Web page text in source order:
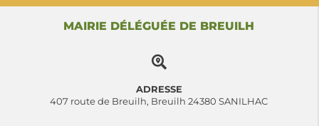
MAIRIE DÉLÉGUÉE DE BREUILH
ADRESSE
407 route de Breuilh, Breuilh 24380 SANILHAC